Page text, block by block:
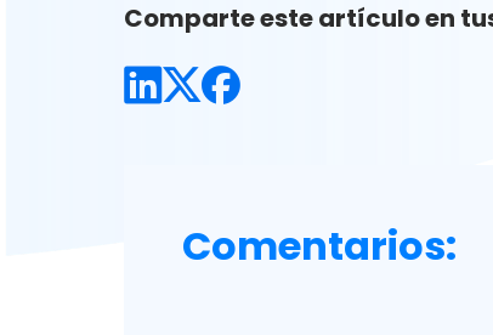
Comparte este artículo en
Comentarios: